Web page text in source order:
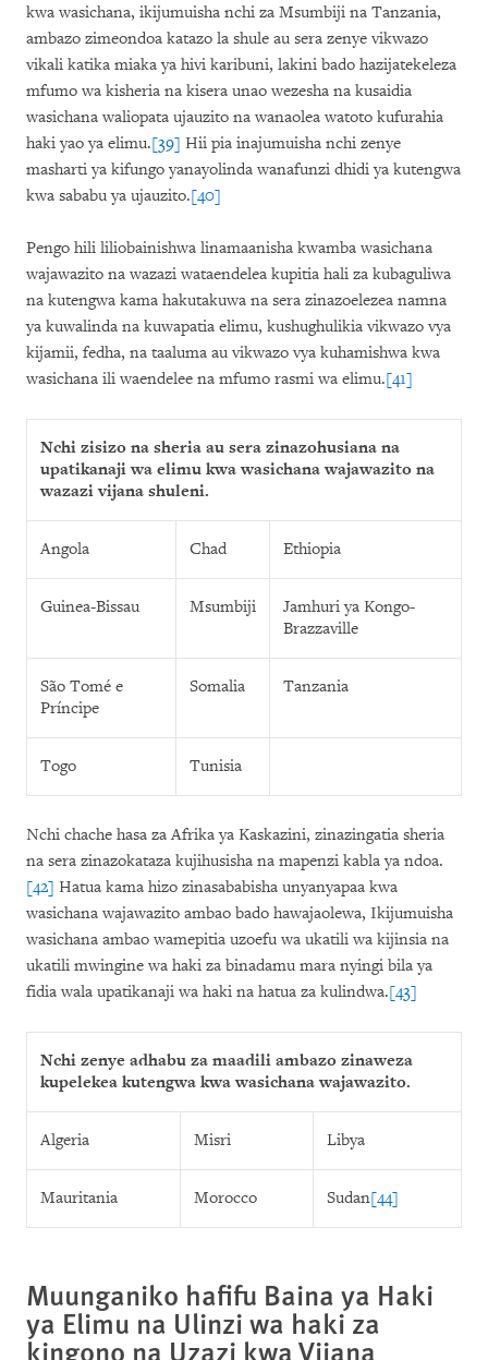
kwa wasichana, ikijumuisha nchi za Msumbiji na Tanzania,
ambazo zimeondoa katazo la shule au sera zenye vikwazo
vikali katika miaka ya hivi karibuni, lakini bado hazijatekeleza
mfumo wa kisheria na kisera unao wezesha na kusaidia
wasichana waliopata ujauzito na wanaolea watoto kufurahia
haki yao ya elimu.[39] Hii pia inajumuisha nchi zenye
masharti ya kifungo yanayolinda wanafunzi dhidi ya kutengwa
kwa sababu ya ujauzito.[40]
Pengo hili liliobainishwa linamaanisha kwamba wasichana
wajawazito na wazazi wataendelea kupitia hali za kubaguliwa
na kutengwa kama hakutakuwa na sera zinazoelezea namna
ya kuwalinda na kuwapatia elimu, kushughulikia vikwazo vya
kijamii, fedha, na taaluma au vikwazo vya kuhamishwa kwa
wasichana ili waendelee na mfumo rasmi wa elimu.[41]
Nchi zisizo na sheria au sera zinazohusiana na
upatikanaji wa elimu kwa wasichana wajawazito na
wazazi vijana shuleni.
Angola Chad Ethiopia
Guinea-Bissau Msumbiji
Jamhuri ya Kongo-
Brazzaville
São Tomé e
Príncipe
Somalia Tanzania
Togo Tunisia
Nchi chache hasa za Afrika ya Kaskazini, zinazingatia sheria
na sera zinazokataza kujihusisha na mapenzi kabla ya ndoa.
[42] Hatua kama hizo zinasababisha unyanyapaa kwa
wasichana wajawazito ambao bado hawajaolewa, Ikijumuisha
wasichana ambao wamepitia uzoefu wa ukatili wa kijinsia na
ukatili mwingine wa haki za binadamu mara nyingi bila ya
fidia wala upatikanaji wa haki na hatua za kulindwa.[43]
Nchi zenye adhabu za maadili ambazo zinaweza
kupelekea kutengwa kwa wasichana wajawazito.
Algeria Misri Libya
Mauritania Morocco Sudan[44]
Muunganiko hafifu Baina ya Haki
ya Elimu na Ulinzi wa haki za
kingono na Uzazi kwa Vijana